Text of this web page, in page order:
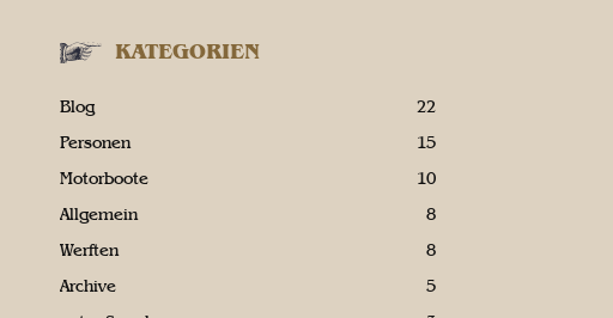
KATEGORIEN
Blog
22
Personen
15
Motorboote
10
Allgemein
8
Werften
8
Archive
5